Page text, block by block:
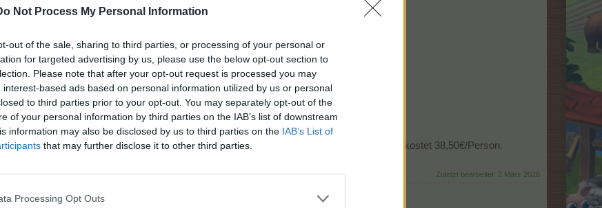
Not Process My Personal Information
out of the sale, sharing to third parties, or processing of your personal or
for targeted advertising by us, please use the below opt-out section to
Please note that after your opt-out request is processed you may
interest-based ads based on personal information utilized by us or personal
to third parties prior to your opt-out. You may separately opt-out of the
of your personal information by third parties on the IAB’s list of downstream
information may also be disclosed by us to third parties on the IAB’s List of
that may further disclose it to other third parties.
Processing Opt Outs
gebucht und für das Grillbuffett ein Angebot bekommen, was sich sehr gut anhört...es kostet 38,50€/Person.
sich bitte per Eule oder wer meine Handynummer hat, per Whats -App bei mir).
Zuletzt bearbeitet: 2 März 2026